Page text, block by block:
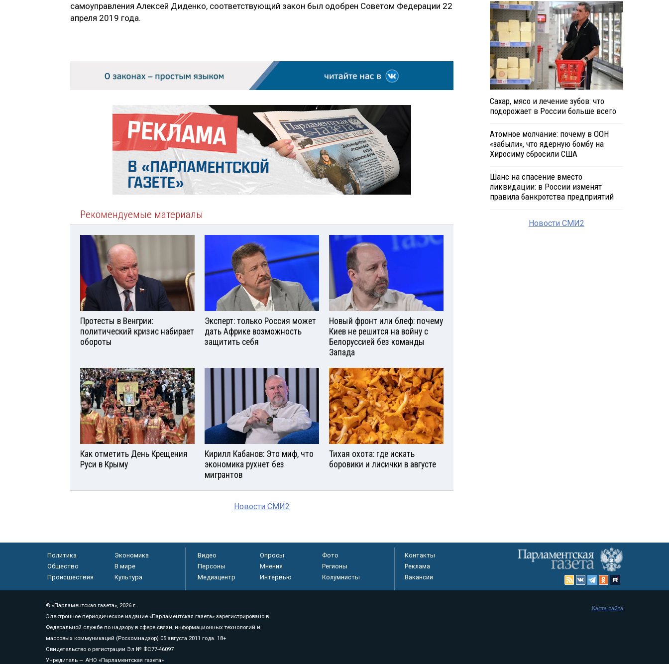
самоуправления Алексей Диденко, соответствующий закон был одобрен Советом Федерации 22
апреля 2019 года.
Рекомендуемые материалы
Протесты в Венгрии:
политический кризис набирает
обороты
Эксперт: только Россия может
дать Африке возможность
защитить себя
Новый фронт или блеф: почему
Киев не решится на войну с
Белоруссией без команды
Запада
Как отметить День Крещения
Руси в Крыму
Кирилл Кабанов: Это миф, что
экономика рухнет без
мигрантов
Тихая охота: где искать
боровики и лисички в августе
Новости СМИ2
Сахар, мясо и лечение зубов: что
подорожает в России больше всего
Атомное молчание: почему в ООН
«забыли», что ядерную бомбу на
Хиросиму сбросили США
Шанс на спасение вместо
ликвидации: в России изменят
правила банкротства предприятий
Новости СМИ2
Политика
Экономика
Общество
В мире
Происшествия
Культура
Видео Опросы
Фото
Персоны
Мнения
Регионы
Медиацентр
Интервью Колумнисты
Контакты
Реклама
Вакансии
© «Парламентская газета», 2026 г.
Электронное периодическое издание «Парламентская газета» зарегистрировано в
Федеральной службе по надзору в сфере связи, информационных технологий и
массовых коммуникаций (Роскомнадзор) 05 августа 2011 года. 18+
Свидетельство о регистрации Эл № ФС77-46097
Учредитель — АНО «Парламентская газета»
Карта сайта